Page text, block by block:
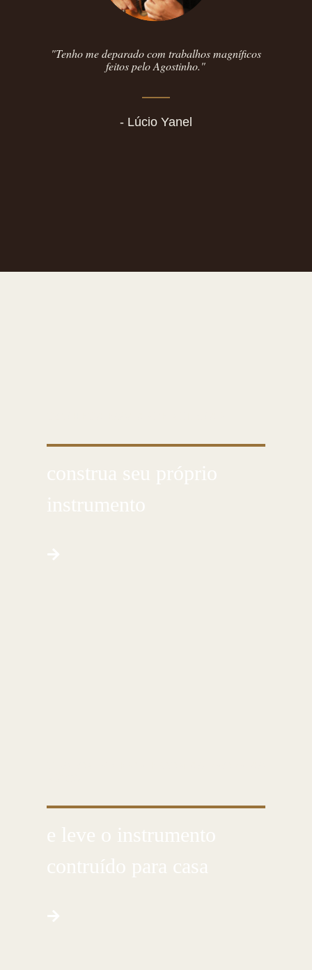
"Tenho me deparado com trabalhos magníficos
feitos pelo Agostinho."
- Lúcio Yanel
construa seu próprio
instrumento
e leve o instrumento
contruído para casa